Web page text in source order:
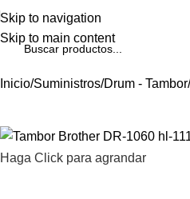
Skip to navigation
Skip to main content
Inicio Suministros Drum - Tambor
Haga Click para agrandar